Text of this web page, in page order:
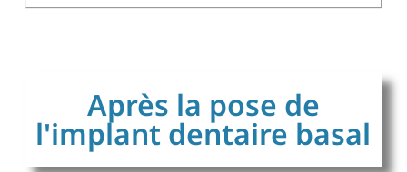
Après la pose de
l'implant dentaire basal